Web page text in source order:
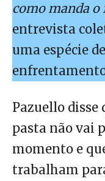
como manda
entrevista
uma espécie
Pazuello disse
pasta não vai
momento e
trabalham